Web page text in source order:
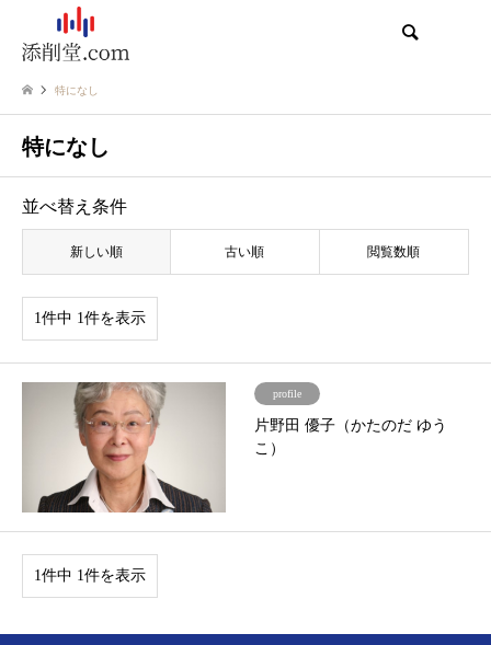
特になし
特になし
並べ替え条件
新しい順 古い順 閲覧数順
1件中 1件を表示
profile
片野田 優子（かたのだ ゆう
こ）
1件中 1件を表示